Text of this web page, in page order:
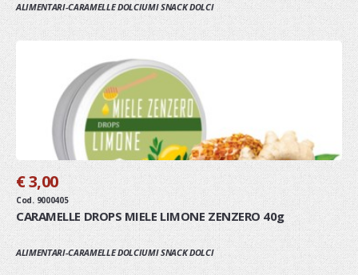
ALIMENTARI-CARAMELLE DOLCIUMI SNACK DOLCI
€ 3,00
Cod. 9000405
CARAMELLE DROPS MIELE LIMONE ZENZERO 40g
ALIMENTARI-CARAMELLE DOLCIUMI SNACK DOLCI